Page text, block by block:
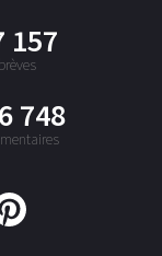
157
brèves
748